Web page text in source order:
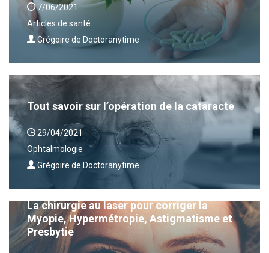
7/06/2021
Articles de santé
Grégoire de Doctoranytime
Tout savoir sur l’opération de la cataracte
29/04/2021
Ophtalmologie
Grégoire de Doctoranytime
La chirurgie au laser pour corriger la
Myopie, Hypermétropie, Astigmatisme et
Presbytie